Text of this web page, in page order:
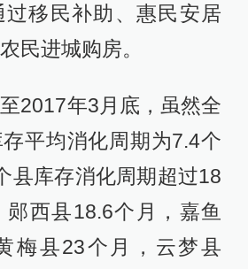
移民补助、惠民安居
民进城购房。
2017年3月底，虽然全
平均消化周期为7.4个
县库存消化周期超过18
西县18.6个月，嘉鱼
梅县23个月，云梦县